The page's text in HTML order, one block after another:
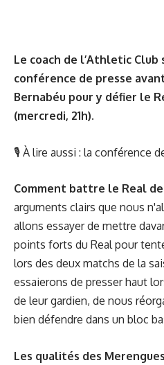
Le coach de l’Athletic Club
conférence de presse
Bernabéu pour y défier le
(mercredi, 21h).
🎙 À lire aussi : la conférence
Comment battre le Real
arguments clairs que nous
allons essayer de mettre
points forts du Real pour
lors des deux matchs de la
essaierons de presser haut
de leur gardien, de nous
bien défendre dans un bloc
Les qualités des